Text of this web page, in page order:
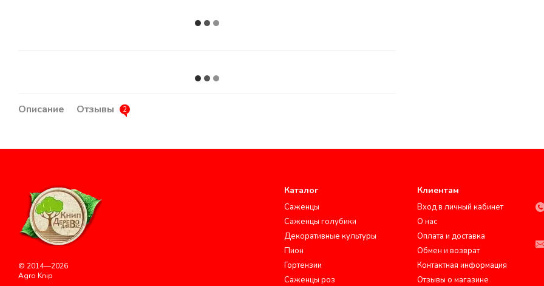
Описание Отзывы 2
© 2014—2026
Agro Knip
Каталог
Саженцы
Саженцы голубики
Декоративные культуры
Пион
Гортензии
Саженцы роз
Клиентам
Вход в личный кабинет
О нас
Оплата и доставка
Обмен и возврат
Контактная информация
Отзывы о магазине